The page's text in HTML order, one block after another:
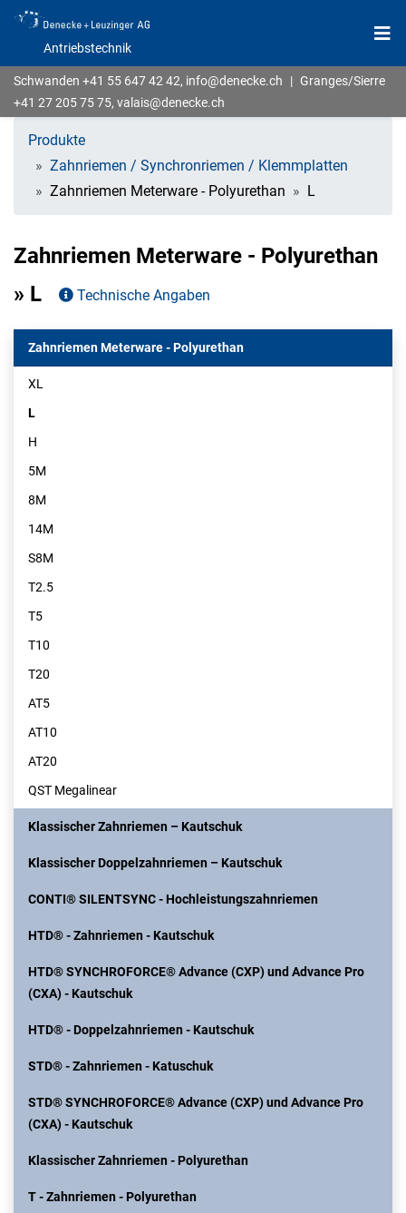
Antriebstechnik
Schwanden +41 55 647 42 42, info@denecke.ch | Granges/Sierre
+41 27 205 75 75, valais@denecke.ch
Produkte
Zahnriemen / Synchronriemen / Klemmplatten
Zahnriemen Meterware - Polyurethan
L
Zahnriemen Meterware - Polyurethan
» L
Technische Angaben
Zahnriemen Meterware - Polyurethan
XL
L
H
5M
8M
14M
S8M
T2.5
T5
T10
T20
AT5
AT10
AT20
QST Megalinear
Klassischer Zahnriemen – Kautschuk
Klassischer Doppelzahnriemen – Kautschuk
CONTI® SILENTSYNC - Hochleistungszahnriemen
HTD® - Zahnriemen - Kautschuk
HTD® SYNCHROFORCE® Advance (CXP) und Advance Pro
(CXA) - Kautschuk
HTD® - Doppelzahnriemen - Kautschuk
STD® - Zahnriemen - Katuschuk
STD® SYNCHROFORCE® Advance (CXP) und Advance Pro
(CXA) - Kautschuk
Klassischer Zahnriemen - Polyurethan
T - Zahnriemen - Polyurethan